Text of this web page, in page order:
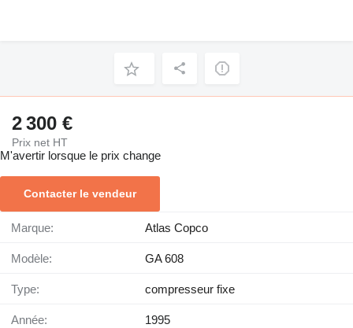
2 300 €
Prix net HT
M'avertir lorsque le prix change
Contacter le vendeur
Marque: Atlas Copco
Modèle: GA 608
Type: compresseur fixe
Année: 1995